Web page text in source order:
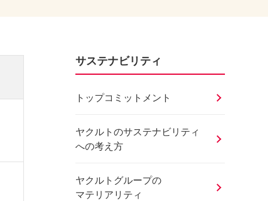
サステナビリティ
トップコミットメント
ヤクルトのサステナビリティ
への考え方
ヤクルトグループの
マテリアリティ